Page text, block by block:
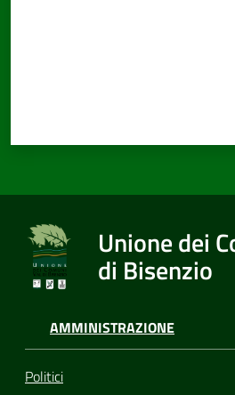
Unione dei
di Bisenzio
AMMINISTRAZIONE
Politici